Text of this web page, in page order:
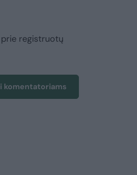
registruotų
komentatoriams